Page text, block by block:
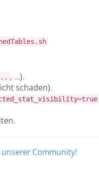
, ...).
schaden).
Community!